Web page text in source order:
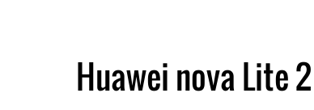
Huawei nova Lite